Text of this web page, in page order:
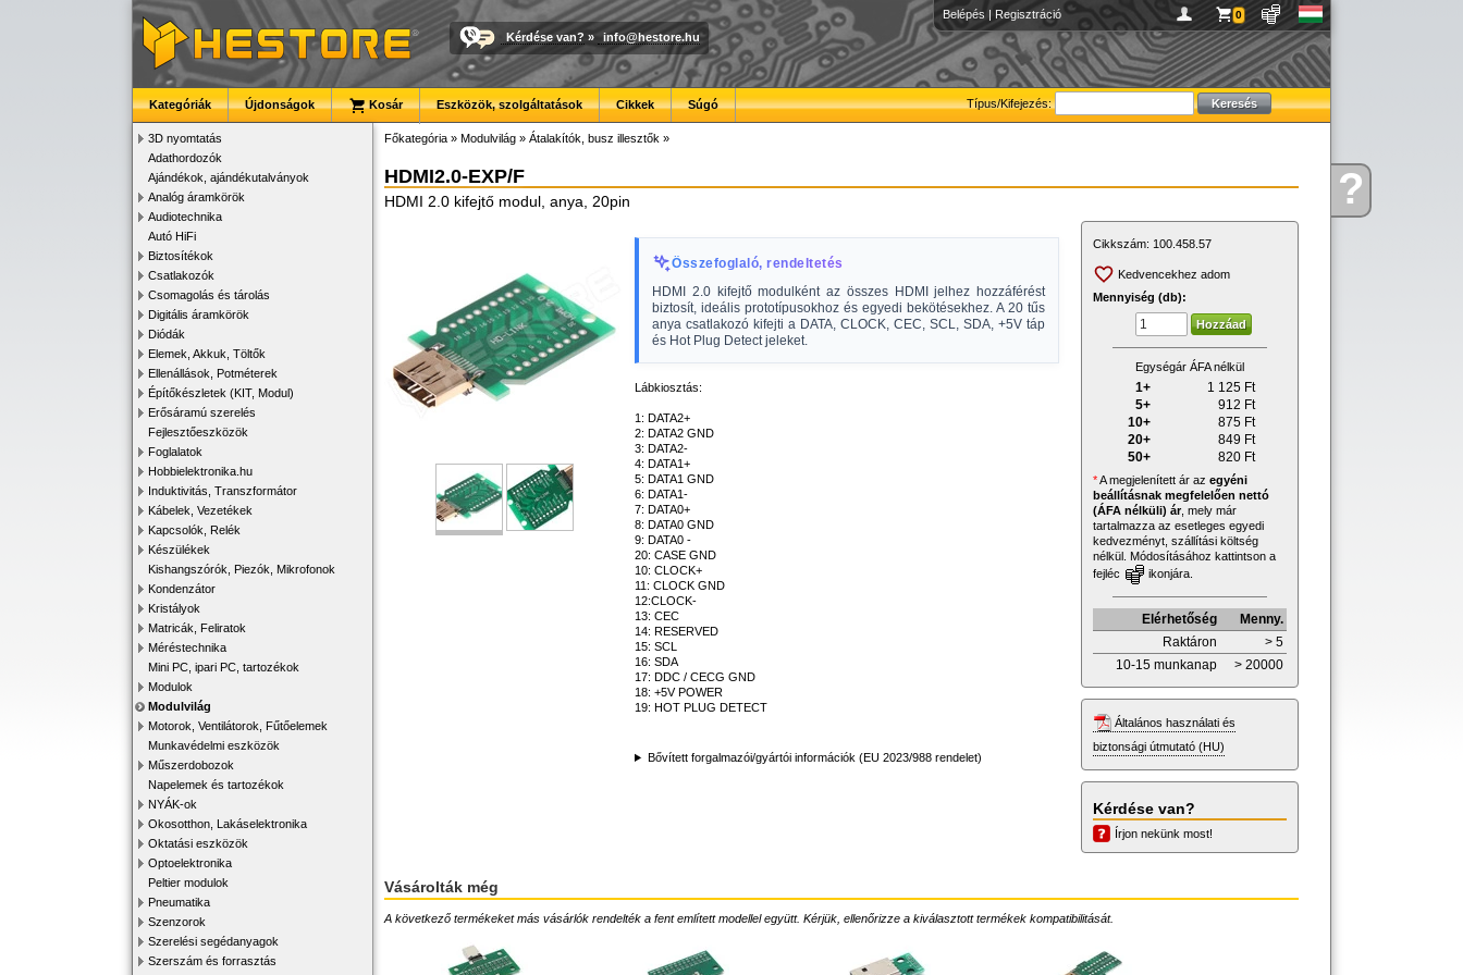
Kérdése?
Belépés | Regisztráció 0
Kérdése van? » info@hestore.hu
Típus/Kifejezés:
Kategóriák Újdonságok Kosár Eszközök, szolgáltatások Cikkek Súgó
3D nyomtatás
Adathordozók
Ajándékok, ajándékutalványok
Analóg áramkörök
Audiotechnika
Autó HiFi
Biztosítékok
Csatlakozók
Csomagolás és tárolás
Digitális áramkörök
Diódák
Elemek, Akkuk, Töltők
Ellenállások, Potméterek
Építőkészletek (KIT, Modul)
Erősáramú szerelés
Fejlesztőeszközök
Foglalatok
Hobbielektronika.hu
Induktivitás, Transzformátor
Kábelek, Vezetékek
Kapcsolók, Relék
Készülékek
Kishangszórók, Piezók, Mikrofonok
Kondenzátor
Kristályok
Matricák, Feliratok
Méréstechnika
Mini PC, ipari PC, tartozékok
Modulok
Modulvilág
Motorok, Ventilátorok, Fűtőelemek
Munkavédelmi eszközök
Műszerdobozok
Napelemek és tartozékok
NYÁK-ok
Okosotthon, Lakáselektronika
Oktatási eszközök
Optoelektronika
Peltier modulok
Pneumatika
Szenzorok
Szerelési segédanyagok
Szerszám és forrasztás
Főkategória » Modulvilág » Átalakítók, busz illesztők »
HDMI2.0-EXP/F
HDMI 2.0 kifejtő modul, anya, 20pin
Összefoglaló, rendeltetés
HDMI 2.0 kifejtő modulként az összes HDMI jelhez hozzáférést
biztosít, ideális prototípusokhoz és egyedi bekötésekhez. A 20 tűs
anya csatlakozó kifejti a DATA, CLOCK, CEC, SCL, SDA, +5V táp
és Hot Plug Detect jeleket.
Lábkiosztás:
1: DATA2+
2: DATA2 GND
3: DATA2-
4: DATA1+
5: DATA1 GND
6: DATA1-
7: DATA0+
8: DATA0 GND
9: DATA0 -
20: CASE GND
10: CLOCK+
11: CLOCK GND
12:CLOCK-
13: CEC
14: RESERVED
15: SCL
16: SDA
17: DDC / CECG GND
18: +5V POWER
19: HOT PLUG DETECT
Bővített forgalmazói/gyártói információk (EU 2023/988 rendelet)
Cikkszám: 100.458.57
Kedvencekhez adom
Mennyiség (db):
Egységár ÁFA nélkül
1+ 1 125 Ft
5+
912 Ft
10+
875 Ft
20+
849 Ft
50+
820 Ft
*A megjelenített ár az egyéni
beállításnak megfelelően nettó
(ÁFA nélküli) ár, mely már
tartalmazza az esetleges egyedi
kedvezményt, szállítási költség
nélkül. Módosításához kattintson a
fejléc
ikonjára.
Elérhetőség
Menny.
Raktáron
> 5
10-15 munkanap
> 20000
Általános használati és
biztonsági útmutató (HU)
Kérdése van?
Írjon nekünk most!
Vásárolták még
A következő termékeket más vásárlók rendelték a fent említett modellel együtt. Kérjük, ellenőrizze a kiválasztott termékek kompatibilitását.